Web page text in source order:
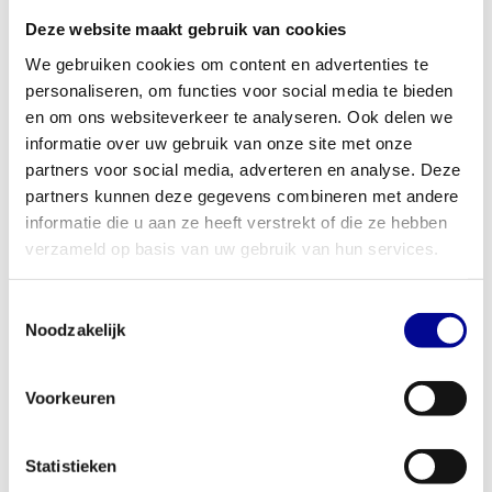
Deze website maakt gebruik van cookies
We gebruiken cookies om content en advertenties te
personaliseren, om functies voor social media te bieden
en om ons websiteverkeer te analyseren. Ook delen we
informatie over uw gebruik van onze site met onze
partners voor social media, adverteren en analyse. Deze
partners kunnen deze gegevens combineren met andere
informatie die u aan ze heeft verstrekt of die ze hebben
verzameld op basis van uw gebruik van hun services.
Noodzakelijk
Voorkeuren
Statistieken
langdurig gebruik. Dit maakt het een duurzame investering in je
trainingsdoelen. Ontdek ook ons anderelower body
krachtapparatuurvoor een complete beenworkout.
Ideaal voor thuis en professioneel gebruik
Dit dual-function toestel is een uitkomst voor iedereen die slim
met zijn ruimte wil omgaan. Voor de thuissporter betekent dit een
complete beentraining op een compact oppervlak, waardoor je
meer ruimte overhoudt voor andere oefeningen. Voor zakelijke
klanten, zoals personal training studio’s, hotels of
AP8 een professionele en ruimtebesparende oplossing. Het stelt
met één enkel apparaat. Benieuwd naar de mogelijkheden voor
zakelijke fitnessoplossingen
Jouw trainingsdoelen bereiken met Best Buy
Fitness